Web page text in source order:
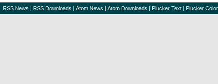
RSS News | RSS Downloads | Atom News | Atom Downloads | Plucker Text | Plucker Color